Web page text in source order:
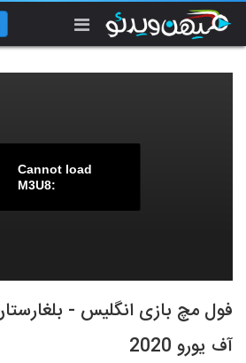
Cannot load
M3U8:
فول مچ بازی انگلیس -
آف یورو 2020